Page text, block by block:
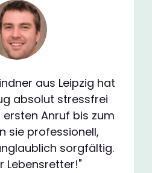
aus Leipzig hat
absolut stressfrei
Anruf bis zum
sie professionell,
sorgfältig.
Lebensretter!"